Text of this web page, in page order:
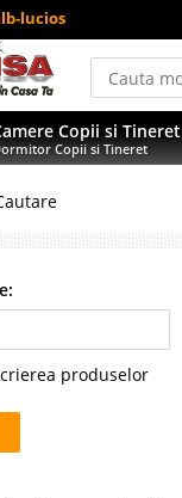
lucios
Copii si Tineret
Copii si Tineret
produselor